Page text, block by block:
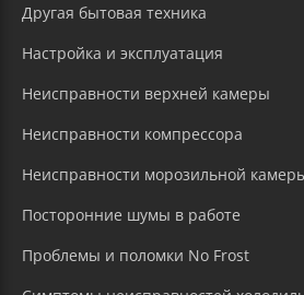
Другая бытовая техника
Настройка и эксплуатация
Неисправности верхней камеры
Неисправности компрессора
Неисправности морозильной
Посторонние шумы в работе
Проблемы и поломки No Frost